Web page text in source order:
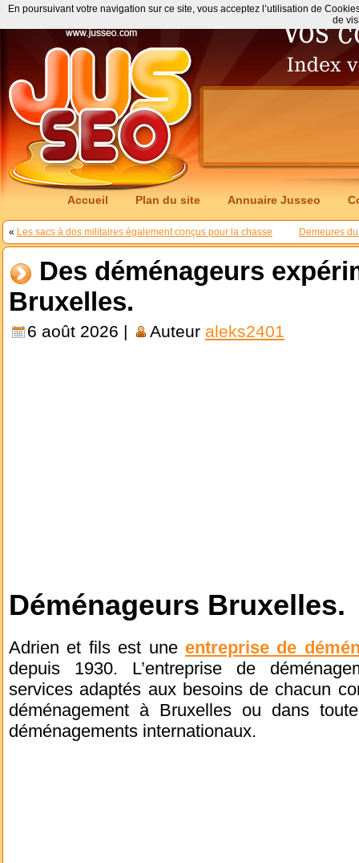
Accueil Plan du site Annuaire Jusseo
« Les sacs à dos militaires également conçus pour la chasse Demeures
Des déménageurs
Bruxelles.
6 août 2026 | Auteur aleks2401
Déménageurs Bruxelles.
Adrien et fils est une entreprise de
depuis 1930. L’entreprise de
services adaptés aux besoins de chacun
déménagement à Bruxelles ou dans
déménagements internationaux.
En poursuivant votre navigation sur ce site, vous acceptez l’utilisation de
de